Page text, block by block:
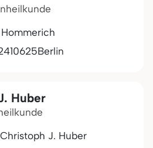
10625Berlin
Huber
J. Huber